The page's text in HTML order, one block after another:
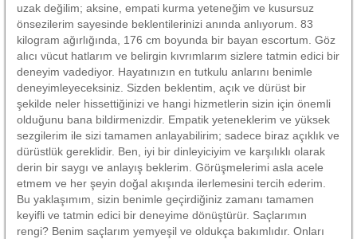
uzak değilim; aksine, empati kurma yeteneğim ve kusursuz
önsezilerim sayesinde beklentilerinizi anında anlıyorum. 83
kilogram ağırlığında, 176 cm boyunda bir bayan escortum. Göz
alıcı vücut hatlarım ve belirgin kıvrımlarım sizlere tatmin edici bir
deneyim vadediyor. Hayatınızın en tutkulu anlarını benimle
deneyimleyeceksiniz. Sizden beklentim, açık ve dürüst bir
şekilde neler hissettiğinizi ve hangi hizmetlerin sizin için önemli
olduğunu bana bildirmenizdir. Empatik yeteneklerim ve yüksek
sezgilerim ile sizi tamamen anlayabilirim; sadece biraz açıklık ve
dürüstlük gereklidir. Ben, iyi bir dinleyiciyim ve karşılıklı olarak
derin bir saygı ve anlayış beklerim. Görüşmelerimi asla acele
etmem ve her şeyin doğal akışında ilerlemesini tercih ederim.
Bu yaklaşımım, sizin benimle geçirdiğiniz zamanı tamamen
keyifli ve tatmin edici bir deneyime dönüştürür. Saçlarımın
rengi? Benim saçlarım yemyeşil ve oldukça bakımlıdır. Onları